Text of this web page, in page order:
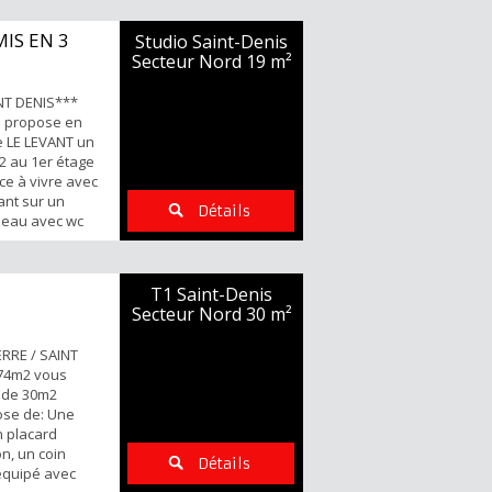
-Petite
Ascenseur -
sous sol
EN 3
DENIS***
propose en
LEVANT un
au 1er étage
à vivre avec
sur un
avec wc
FORTS: -
Pour
visites
Studio Saint-Denis
Secteur Nord 19 m²
Détails
/ SAINT
vous
30m2
de: Une
placard
un coin
avec
T1 Saint-Denis
Secteur Nord 30 m²
Détails